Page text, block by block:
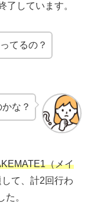
了しています。
てるの？
な？
（メイ
して、計2回行わ
。